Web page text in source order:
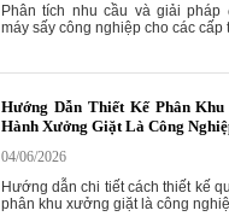
Phân tích nhu cầu và giải pháp
máy sấy công nghiệp cho các cấp
Hướng Dẫn Thiết Kế Phân
Hành Xưởng Giặt Là Công
04/06/2026
Hướng dẫn chi tiết cách thiết kế
phân khu xưởng giặt là công